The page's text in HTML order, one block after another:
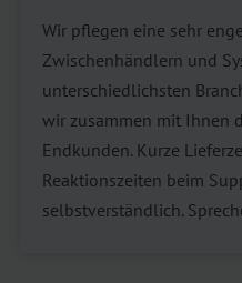
Wir pflegen eine sehr
Zwischenhändlern und
unterschiedlichsten
wir zusammen mit Ihnen
Endkunden. Kurze
Reaktionszeiten beim
selbstverständlich.